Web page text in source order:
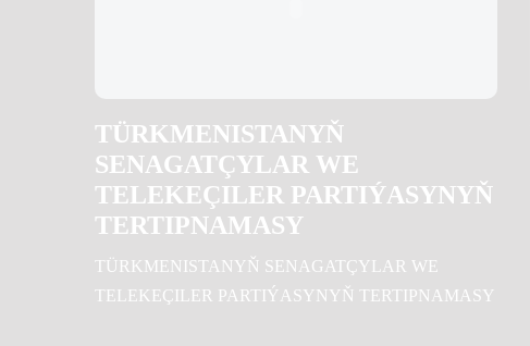
TÜRKMENISTANYŇ
SENAGATÇYLAR WE
TELEKEÇILER PARTIÝASYNYŇ
TERTIPNAMASY
TÜRKMENISTANYŇ SENAGATÇYLAR WE
TELEKEÇILER PARTIÝASYNYŇ TERTIPNAMASY